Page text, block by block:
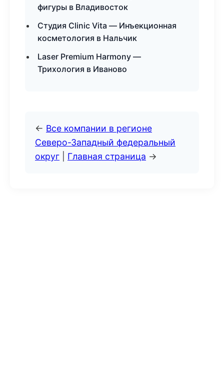
фигуры в Владивосток
Студия Clinic Vita — Инъекционная
косметология в Нальчик
Laser Premium Harmony —
Трихология в Иваново
← Все компании в регионе
Северо-Западный федеральный
округ
Главная страница →